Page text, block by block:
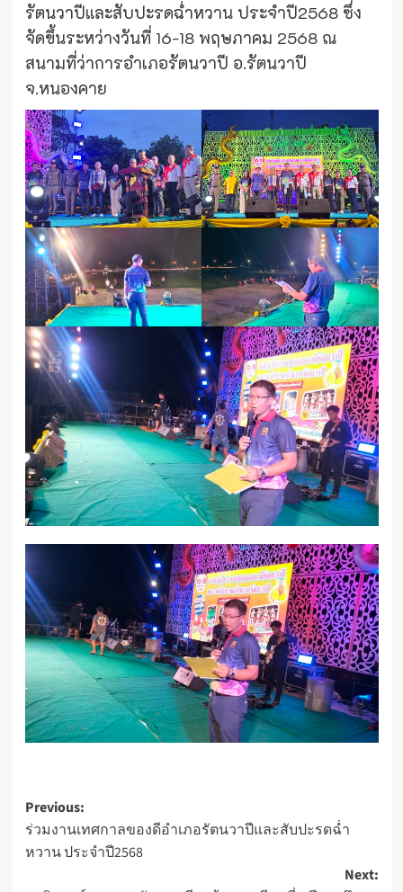
รัตนวาปีและสับปะรดฉ่ำหวาน ประจำปี2568 ซึ่ง
จัดขึ้นระหว่างวันที่ 16-18 พฤษภาคม 2568 ณ
สนามที่ว่าการอำเภอรัตนวาปี อ.รัตนวาปี
จ.หนองคาย
Post
navigation
Previous:
ร่วมงานเทศกาลของดีอำเภอรัตนวาปีและสับปะรดฉ่ำ
หวาน ประจำปี2568
Next: